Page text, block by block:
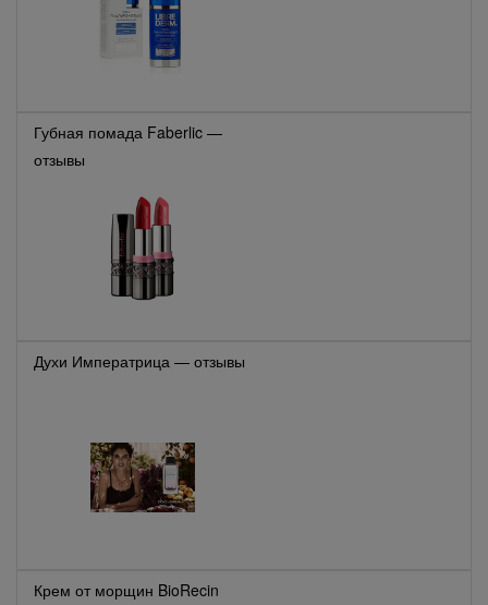
Губная помада Faberlic —
отзывы
Духи Императрица — отзывы
Крем от морщин BioRecin